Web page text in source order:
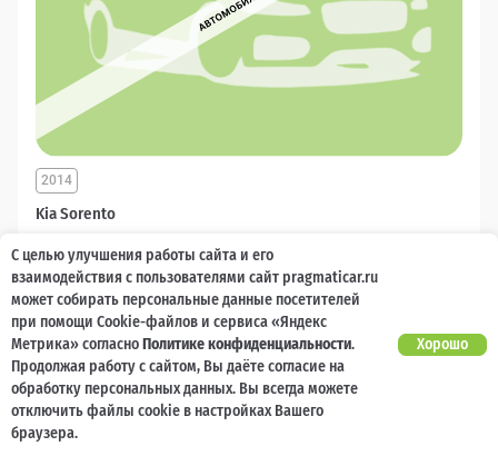
Kia Sorento
2014
Ваш кешбек 8 000 баллов
1 350 000₽
Дизель Автоматическая
С целью улучшения работы сайта и его
взаимодействия с пользователями сайт pragmaticar.ru
может собирать персональные данные посетителей
при помощи Cookie-файлов и сервиса «Яндекс
Метрика» согласноПолитике конфиденциальности.
Продолжая работу с сайтом, Вы даёте согласие на
обработку персональных данных. Вы всегда можете
отключить файлы cookie в настройках Вашего
браузера.
Хорошо